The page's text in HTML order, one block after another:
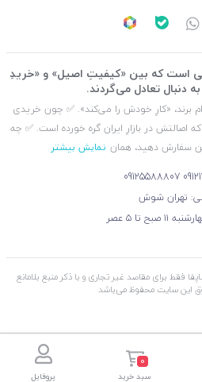
است که بین «کیفیتِ اصیل» و «خریدِ
دنبال تعادل می‌گردند.
برند، «کارِ خودش را می‌کند». ✅ چون خریدی
اصالتش در بازارِ ایران گره خورده است. ✅ چه
سفارش دهید، همان نمایش بیشتر
09125588807
تهران شوش
صبح تا ۵ عصر
فقط برای مقاصد غیر تجاری و با ذکر منبع بلامانع
اين سايت محفوظ می‌باشد
0
سبد خرید پروفایل